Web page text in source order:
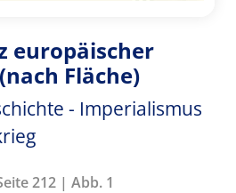
europäischer
Fläche)
- Imperialismus
212 | Abb. 1